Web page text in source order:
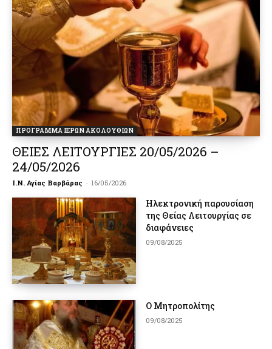
ΠΡΟΓΡΑΜΜΑ ΙΕΡΩΝ ΑΚΟΛΟΥΘΙΩΝ
ΘΕΙΕΣ ΛΕΙΤΟΥΡΓΙΕΣ 20/05/2026 –
24/05/2026
Ι.Ν. Αγίας Βαρβάρας - 16/05/2026
Ηλεκτρονική παρουσίαση
της Θείας Λειτουργίας σε
διαφάνειες
09/08/2025
Ο Μητροπολίτης
09/08/2025